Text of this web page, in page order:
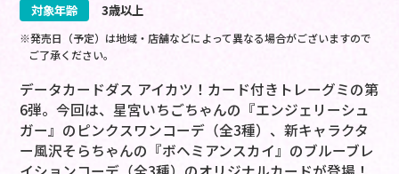
対象年齢
3歳以上
※発売日（予定）は地域・店舗などによって異なる場合がございますので
ご了承ください。
データカードダス アイカツ！カード付きトレーグミの第
6弾。今回は、星宮いちごちゃんの『エンジェリーシュ
ガー』のピンクスワンコーデ（全3種）、新キャラクタ
ー風沢そらちゃんの『ボヘミアンスカイ』のブルーブレ